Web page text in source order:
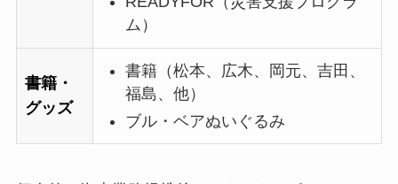
ム）
書籍・
グッズ
書籍（松本、広木、岡元、吉田、
福島、他）
ブル・ベアぬいぐるみ